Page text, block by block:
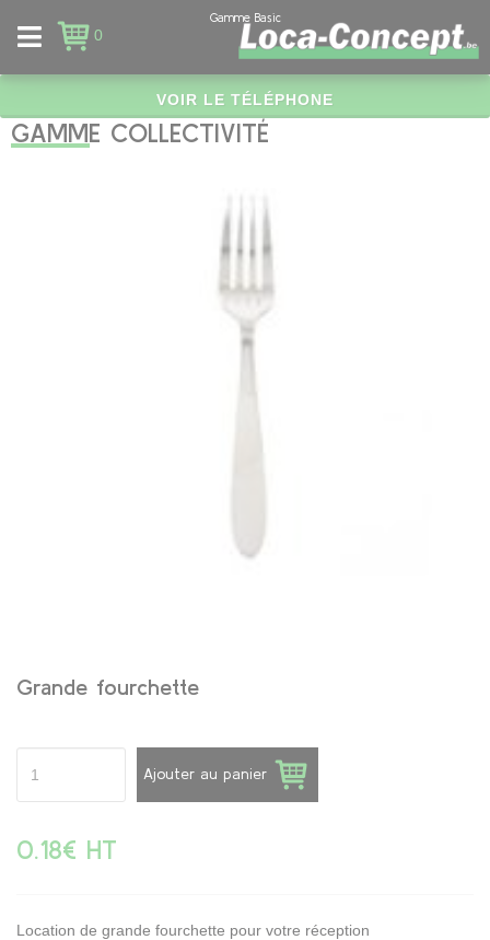
0
Gamme Basic
VOIR LE TÉLÉPHONE
GAMME COLLECTIVITÉ
Grande fourchette
Ajouter au panier
0.18€ HT
Location de grande fourchette pour votre réception
Panneau de gestion des cookies